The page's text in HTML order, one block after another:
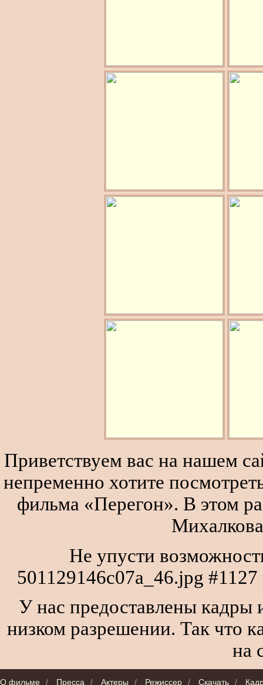
Приветствуем вас на нашем
непременно хотите
фильма «Перегон». В этом
Не упусти
501129146c07a_46.jpg
У нас предоставлены кадры
низком разрешении. Так что
на
О фильме / Пресса / Актеры / Режиссер / Скачать /